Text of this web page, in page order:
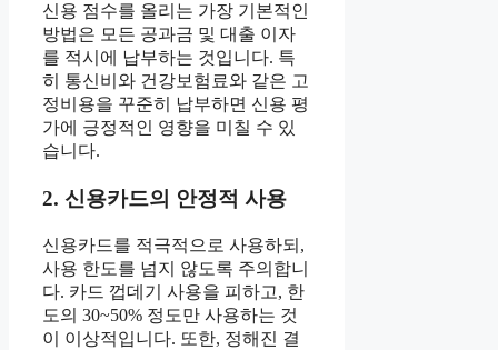
신용 점수를 올리는 가장 기본적인
방법은 모든 공과금 및 대출 이자
를 적시에 납부하는 것입니다. 특
히 통신비와 건강보험료와 같은 고
정비용을 꾸준히 납부하면 신용 평
가에 긍정적인 영향을 미칠 수 있
습니다.
2. 신용카드의 안정적 사용
신용카드를 적극적으로 사용하되,
사용 한도를 넘지 않도록 주의합니
다. 카드 껍데기 사용을 피하고, 한
도의 30~50% 정도만 사용하는 것
이 이상적입니다. 또한, 정해진 결